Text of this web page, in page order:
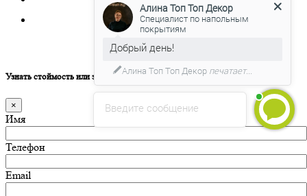
Политика конфиденциальности
Узнать стоймость или задать вопрос о товаре
×
Имя
Телефон
Email
Введите сообщение
Алина Топ Топ Декор
Специалист по напольным
покрытиям
Добрый день!
Алина Топ Топ Декор печатает...